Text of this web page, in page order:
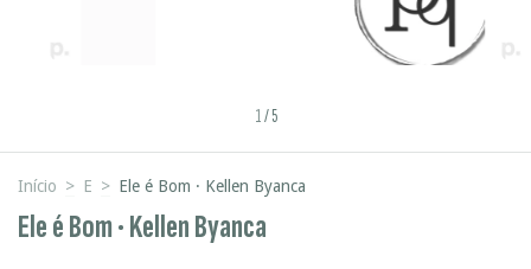
1/5
Início > E > Ele é Bom · Kellen Byanca
Ele é Bom · Kellen Byanca